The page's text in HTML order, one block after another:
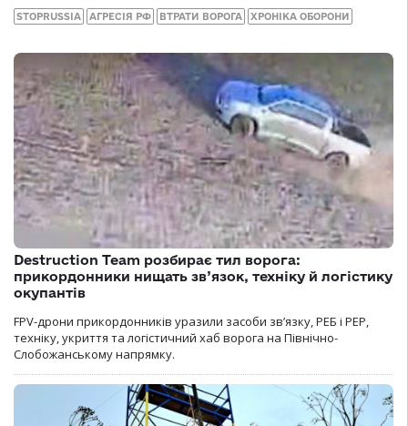
STOPRUSSIA АГРЕСІЯ РФ ВТРАТИ ВОРОГА ХРОНІКА ОБОРОНИ
Destruction Team розбирає тил ворога:
прикордонники нищать зв’язок, техніку й логістику
окупантів
FPV-дрони прикордонників уразили засоби зв’язку, РЕБ і РЕР,
техніку, укриття та логістичний хаб ворога на Північно-
Слобожанському напрямку.